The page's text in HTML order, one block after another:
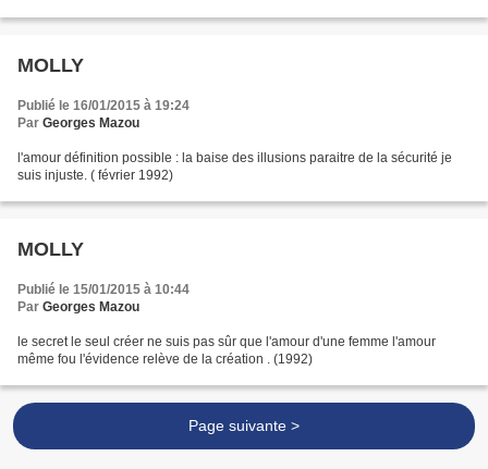
MOLLY
Publié le 16/01/2015 à 19:24
Par Georges Mazou
l'amour définition possible : la baise des illusions paraitre de la sécurité je
suis injuste. ( février 1992)
MOLLY
Publié le 15/01/2015 à 10:44
Par Georges Mazou
le secret le seul créer ne suis pas sûr que l'amour d'une femme l'amour
même fou l'évidence relève de la création . (1992)
Page suivante >